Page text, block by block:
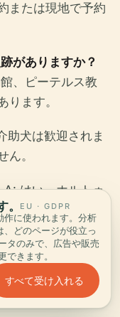
または現地で予約
がありますか？
、ピーテルス教
ります。
助犬は歓迎されま
ん。
A: はい、ホルトゥ
インタラクティブ
しています。
EU · GDPR
作に使われます。分析
どのページが役立っ
タのみで、広告や販売
きます。
すべて受け入れる